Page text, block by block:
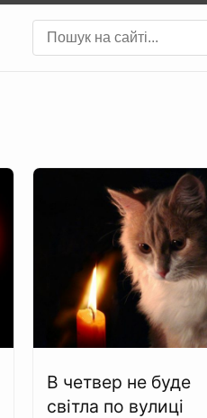
В четвер не буде
світла по вулиці